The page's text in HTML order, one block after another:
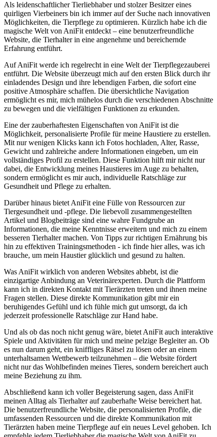
Als leidenschaftlicher ⁣Tierliebhaber und‍ stolzer ‍Besitzer eines
quirligen Vierbeiners bin ⁤ich ‌immer ⁤auf der Suche nach innovativen
Möglichkeiten, die Tierpflege zu ⁣optimieren. Kürzlich⁢ habe ich die
magische Welt von AniFit ‍entdeckt – eine benutzerfreundliche
Website, die Tierhalter in eine angenehme und bereichernde
Erfahrung entführt. ​
Auf⁢ AniFit werde ich regelrecht in eine Welt der Tierpflegezauberei
entführt.​ Die Website überzeugt‍ mich auf den ‌ersten Blick durch ihr
einladendes Design und ihre lebendigen Farben,‍ die sofort eine​
positive Atmosphäre ⁣schaffen. Die übersichtliche Navigation
ermöglicht es mir, ⁣mich mühelos durch ​die ‍verschiedenen Abschnitte
zu bewegen ‍und die ⁢vielfältigen Funktionen zu erkunden.
Eine der zauberhaftesten Eigenschaften von‍ AniFit ist⁢ die
Möglichkeit, personalisierte Profile für meine Haustiere zu erstellen.
Mit nur wenigen Klicks kann ich Fotos‍ hochladen, Alter, Rasse,
Gewicht und zahlreiche andere Informationen eingeben,⁤ um‌ ein
vollständiges Profil zu erstellen. Diese Funktion hilft⁢ mir nicht nur
dabei, ‌die ⁢Entwicklung meines Haustieres im‌ Auge​ zu behalten,
sondern ermöglicht es mir auch, individuelle Ratschläge zur
Gesundheit und Pflege zu erhalten.
Darüber hinaus bietet ⁤AniFit eine ‌Fülle von Ressourcen zur
⁣Tiergesundheit und -pflege. Die liebevoll zusammengestellten
Artikel und Blogbeiträge ⁤sind eine wahre Fundgrube an
Informationen,⁣ die meine Kenntnisse erweitern und mich‌ zu einem
besseren Tierhalter machen. ‍Von Tipps ​zur richtigen Ernährung bis
hin zu effektiven Trainingsmethoden -‍ ich finde hier alles, ⁤was ich
brauche, um mein Haustier glücklich und gesund zu halten.⁤
Was AniFit ⁤wirklich von anderen Websites abhebt, ist ‍die‍
einzigartige Anbindung an ​Veterinärexperten.​ Durch die Plattform⁢
kann ich in direkten Kontakt mit Tierärzten treten⁤ und ihnen meine
Fragen stellen. Diese direkte Kommunikation ⁤gibt mir ein
beruhigendes Gefühl und ich fühle mich ⁣gut umsorgt, da ich
jederzeit professionelle Ratschläge zur Hand habe.
Und als ob das ‍noch nicht genug wäre, bietet AniFit auch interaktive
Spiele‍ und Aktivitäten für mich und meine pelzige Begleiter an. Ob⁤
es nun darum geht, ein⁤ kniffliges Rätsel​ zu​ lösen oder an einem
unterhaltsamen Wettbewerb teilzunehmen – ⁤die ⁤Website fördert
nicht nur das Wohlbefinden meines Tieres, sondern bereichert auch
meine Beziehung zu ihm.
Abschließend ⁣kann ich voller Begeisterung sagen, dass AniFit
meinen Alltag als Tierhalter auf zauberhafte Weise bereichert hat.
Die benutzerfreundliche Website,‌ die personalisierten Profile, die
umfassenden Ressourcen und die direkte Kommunikation mit
Tierärzten haben⁤ meine Tierpflege auf ​ein neues Level gehoben.​ Ich